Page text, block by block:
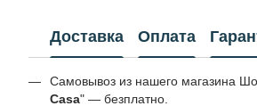
Доставка Оплата
Самовывоз из нашего магазина
Casa" — безплатно.